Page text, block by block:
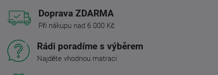
Doprava ZDARMA
Při nákupu nad 6 000 Kč
Rádi poradíme s výběrem
Najděte vhodnou matraci